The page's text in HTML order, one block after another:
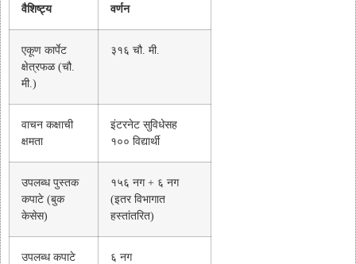
वैशिष्ट्य वर्णन
एकूण कार्पेट
क्षेत्रफळ (चौ.
मी.)
३१६ चौ. मी.
वाचन कक्षाची
क्षमता
इंटरनेट सुविधेसह
१०० विद्यार्थी
उपलब्ध पुस्तक
कपाटे (बुक
केसेस)
१५६ नग + ६ नग
(इतर विभागात
हस्तांतरित)
उपलब्ध कपाटे
६ नग